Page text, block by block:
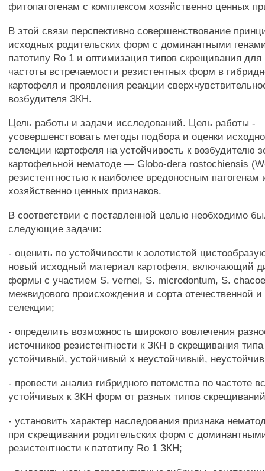
фитопатогенам с комплексом хозяйственно ценных
В этой связи перспективно совершенствование
исходных родительских форм с доминантными
патотипу Ro 1 и оптимизация типов скрещивания
частоты встречаемости резистентных форм в
картофеля и проявления реакции
возбудителя ЗКН.
Цель работы и задачи исследований. Цель работы -
усовершенствовать методы подбора и оценки
селекции картофеля на устойчивость к возбудителю
картофельной нематоде — Globo-dera rostochiensis
резистентностью к наиболее вредоносным патогенам
хозяйственно ценных признаков.
В соответствии с поставленной целью необходимо
следующие задачи:
- оценить по устойчивости к золотистой
новый исходный материал картофеля, включающий
формы с участием S. vernei, S. microdontum, S.
межвидового происхождения и сорта отечественной
селекции;
- определить возможность широкого вовлечения
источников резистентности к ЗКН в скрещивания
устойчивый, устойчивый х неустойчивый,
- провести анализ гибридного потомства по частоте
устойчивых к ЗКН форм от разных типов
- установить характер наследования признака
при скрещивании родительских форм с
резистентности к патотипу Ro 1 ЗКН;